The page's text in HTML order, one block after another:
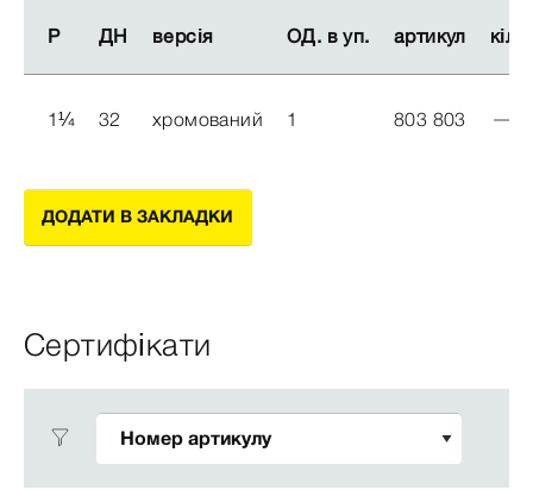
Р ДН версія ОД. в уп. артикул
Р ДН версія ОД. в уп. артикул
1¼ 32 хромований 1 803 803
ДОДАТИ В ЗАКЛАДКИ
Сертифікати